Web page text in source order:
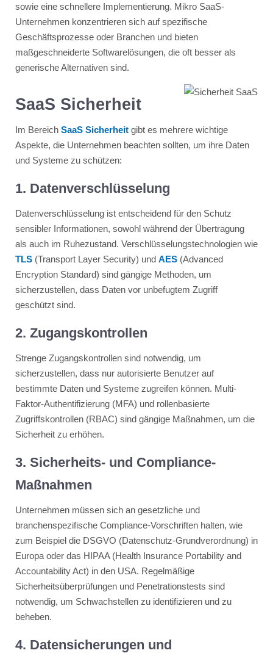
sowie eine schnellere Implementierung​​. Mikro SaaS-
Unternehmen konzentrieren sich auf spezifische
Geschäftsprozesse oder Branchen und bieten
maßgeschneiderte Softwarelösungen, die oft besser als
generische Alternativen sind.
SaaS Sicherheit
Im Bereich SaaS Sicherheitgibt es mehrere wichtige
Aspekte, die Unternehmen beachten sollten, um ihre Daten
und Systeme zu schützen:
1. Datenverschlüsselung
Datenverschlüsselung ist entscheidend für den Schutz
sensibler Informationen, sowohl während der Übertragung
als auch im Ruhezustand. Verschlüsselungstechnologien wie
TLS(Transport Layer Security) und AES(Advanced
Encryption Standard) sind gängige Methoden, um
sicherzustellen, dass Daten vor unbefugtem Zugriff
geschützt sind​​​​.
2. Zugangskontrollen
Strenge Zugangskontrollen sind notwendig, um
sicherzustellen, dass nur autorisierte Benutzer auf
bestimmte Daten und Systeme zugreifen können. Multi-
Faktor-Authentifizierung (MFA) und rollenbasierte
Zugriffskontrollen (RBAC) sind gängige Maßnahmen, um die
Sicherheit zu erhöhen​​​​.
3. Sicherheits- und Compliance-
Maßnahmen
Unternehmen müssen sich an gesetzliche und
branchenspezifische Compliance-Vorschriften halten, wie
zum Beispiel die DSGVO (Datenschutz-Grundverordnung) in
Europa oder das HIPAA (Health Insurance Portability and
Accountability Act) in den USA. Regelmäßige
Sicherheitsüberprüfungen und Penetrationstests sind
notwendig, um Schwachstellen zu identifizieren und zu
beheben​​​​.
4. Datensicherungen und